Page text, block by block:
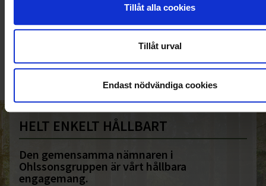
Tillåt alla cookies
Tillåt urval
Endast nödvändiga cookies
HELT ENKELT HÅLLBART
Den gemensamma nämnaren i
Ohlssonsgruppen är vårt hållbara
engagemang.